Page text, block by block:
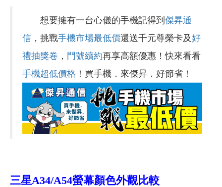
想要擁有一台心儀的手機記得到 傑昇通
信 ，挑戰手機市場最低價還送千元尊榮卡及好
禮抽獎卷 ， 門號續約再享高額優惠！快來看看
手機超低價格 ！買手機．來傑昇．好節省！
三星A34/A54螢幕顏色外觀比較